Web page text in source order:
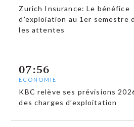
Zurich Insurance: Le bénéfice
d’exploiation au 1er semestre
les attentes
07:56
ECONOMIE
KBC relève ses prévisions
des charges d’exploitation